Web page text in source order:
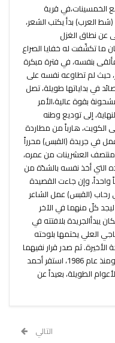
قرية
العرب) بدأ يكتب الشعر،
عن نطاق الغزل
ما تكشّفت له خفايا الصراع
بنفسه، في فترة مبكرة
حيث لم تطاوعه نفسه على
في بداياتها طويلة، تصل
بقوة عالية،الأمر
إلى توديع وطنه
الكويت، هارباً من مطاردة
في جريدة (القبس) محرراً
منتصف العشرينات من عمره،
أخذ نفسه بالشدّة من
وإن جاءت القصيدة
(القبس) عمل الشاعر
كلّ منهما في الآخر
يبدأالجريدة بلافتته في
العلي يختمها بلوحته
الأخيرة. ثم صدر قرار نفيهما
معاً ، وترافقا إلى لندن ومنذ عام 1986، استقر أحمد
الطويلة، بعيداً عن
التالي